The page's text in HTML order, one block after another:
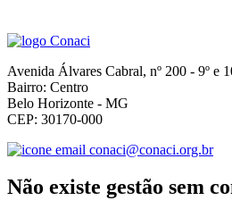
Avenida Álvares Cabral, nº 200 - 9º e
Bairro: Centro
Belo Horizonte - MG
CEP: 30170-000
conaci@conaci.org.br
Não existe gestão sem